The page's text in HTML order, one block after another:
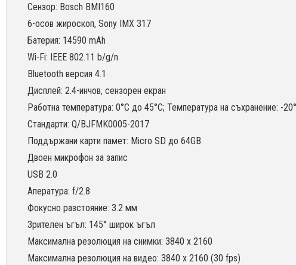
Сензор: Bosch BMI160
6-осов жироскоп, Sony IMX 317
Батерия: 14590 mAh
Wi-Fi: IEEE 802.11 b/g/n
Bluetooth версия 4.1
Дисплей: 2.4-инчов, сензорен екран
Работна температура: 0°C до 45°C; Температура на съхранение: -
Стандарти: Q/BJFMK0005-2017
Поддържани карти памет: Micro SD до 64GB
Двоен микрофон за запис
USB 2.0
Апература: f/2.8
Фокусно разстояние: 3.2 мм
Зрителен ъгъл: 145° широк ъгъл
Максимална резолюция на снимки: 3840 x 2160
Максимална резолюция на видео: 3840 x 2160 (30 fps)